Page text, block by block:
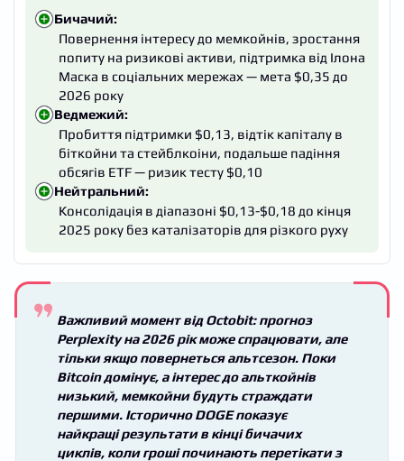
Бичачий:
Повернення інтересу до мемкойнів, зростання
попиту на ризикові активи, підтримка від Ілона
Маска в соціальних мережах — мета $0,35 до
2026 року
Ведмежий:
Пробиття підтримки $0,13, відтік капіталу в
біткойни та стейблкоіни, подальше падіння
обсягів ETF — ризик тесту $0,10
Нейтральний:
Консолідація в діапазоні $0,13-$0,18 до кінця
2025 року без каталізаторів для різкого руху
Важливий момент від Octobit: прогноз
Perplexity на 2026 рік може спрацювати, але
тільки якщо повернеться альтсезон. Поки
Bitcoin домінує, а інтерес до альткойнів
низький, мемкойни будуть страждати
першими. Історично DOGE показує
найкращі результати в кінці бичачих
циклів, коли гроші починають перетікати з